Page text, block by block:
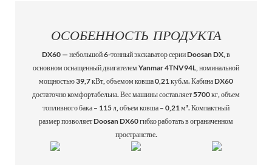
ОСОБЕННОСТЬ ПРОДУКТА
DX60 — небольшой 6-тонный экскаватор серии Doosan DX, в
основном оснащенный двигателем Yanmar 4TNV94L, номинальной
мощностью 39,7 кВт, объемом ковша 0,21 куб.м. Кабина DX60
достаточно комфортабельна. Вес машины составляет 5700 кг, объем
топливного бака – 115 л, объем ковша – 0,21 м³. Компактный
размер позволяет Doosan DX60 гибко работать в ограниченном
пространстве.